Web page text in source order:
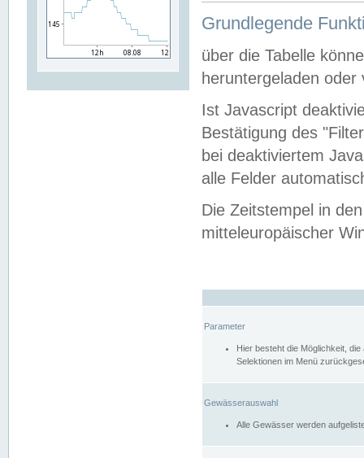
Grundlegende
über die Tabelle
heruntergeladen oder
Ist Javascript
Bestätigung des
bei deaktiviertem
alle Felder
Die Zeitstempel in
mitteleuropäischer
Parameter
Hier besteht die Möglichkeit,
Selektionen im Menü
Gewässerauswahl
Alle Gewässer werden